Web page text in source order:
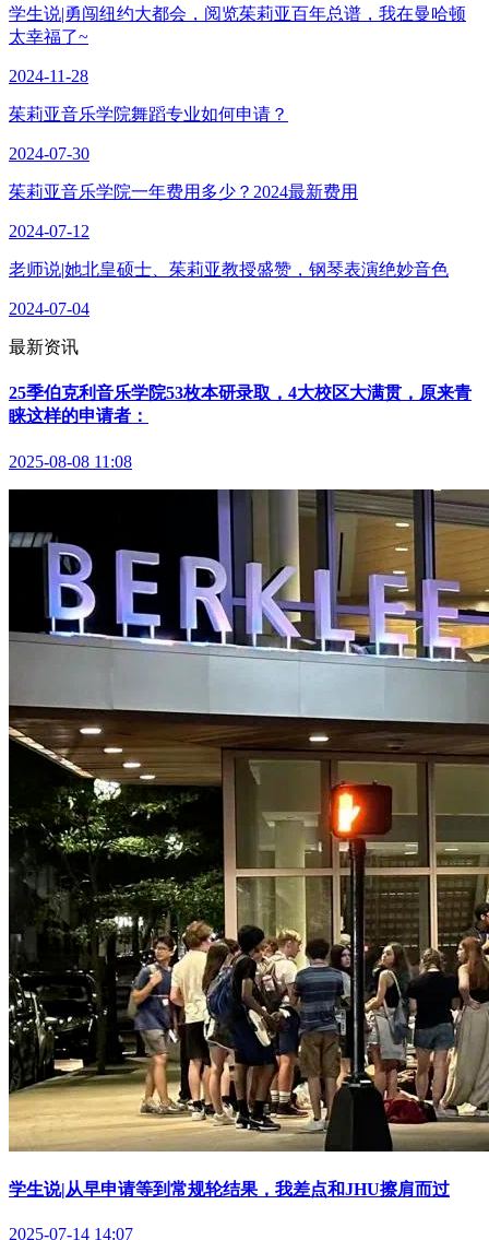
学生说|勇闯纽约大都会，阅览茱莉亚百年总谱，我在曼哈顿
太幸福了~
2024-11-28
茱莉亚音乐学院舞蹈专业如何申请？
2024-07-30
茱莉亚音乐学院一年费用多少？2024最新费用
2024-07-12
老师说|她北皇硕士、茱莉亚教授盛赞，钢琴表演绝妙音色
2024-07-04
最新资讯
25季伯克利音乐学院53枚本研录取，4大校区大满贯，原来青
睐这样的申请者：
2025-08-08 11:08
学生说|从早申请等到常规轮结果，我差点和JHU擦肩而过
2025-07-14 14:07